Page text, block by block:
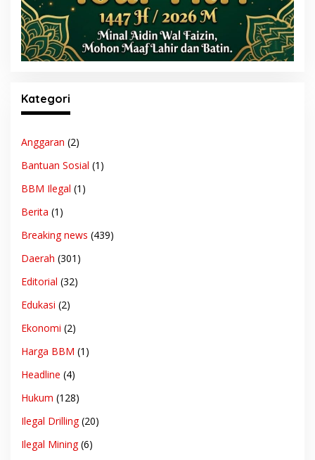
Kategori
Anggaran (2)
Bantuan Sosial (1)
BBM Ilegal (1)
Berita (1)
Breaking news (439)
Daerah (301)
Editorial (32)
Edukasi (2)
Ekonomi (2)
Harga BBM (1)
Headline (4)
Hukum (128)
Ilegal Drilling(20)
Ilegal Mining(6)